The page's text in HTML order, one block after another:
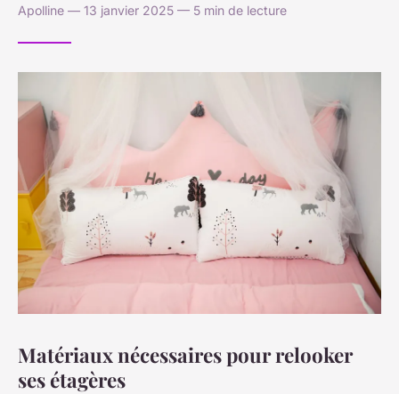
Apolline — 13 janvier 2025 — 5 min de lecture
Matériaux nécessaires pour relooker
ses étagères